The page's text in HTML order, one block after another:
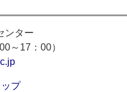
ンター
～17：00）
プ